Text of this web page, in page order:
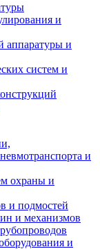
и
аппаратуры и
систем и
и
охраны и
и подмостей
и механизмов
и